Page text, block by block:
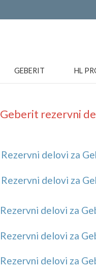
GEBERIT HL
Geberit rezervni
Rezervni delovi za
Rezervni delovi za
Rezervni delovi za
Rezervni delovi za
Rezervni delovi za